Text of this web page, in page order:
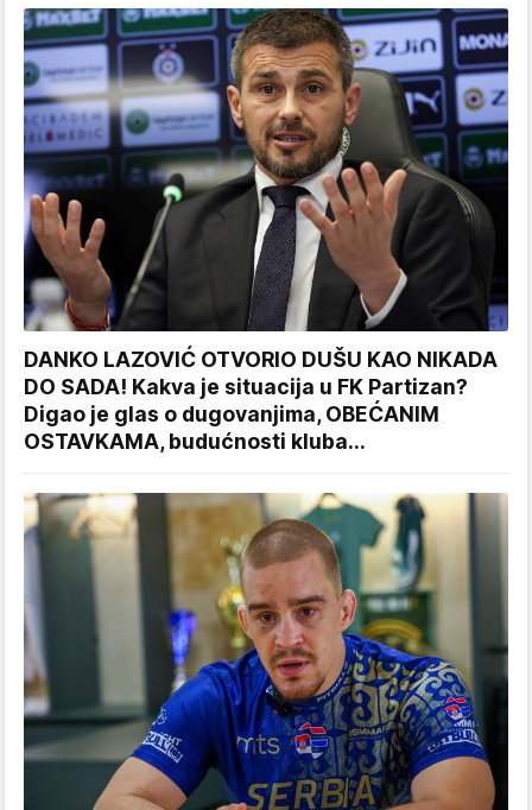
DANKO LAZOVIĆ OTVORIO DUŠU KAO NIKADA
DO SADA! Kakva je situacija u FK Partizan?
Digao je glas o dugovanjima, OBEĆANIM
OSTAVKAMA, budućnosti kluba...